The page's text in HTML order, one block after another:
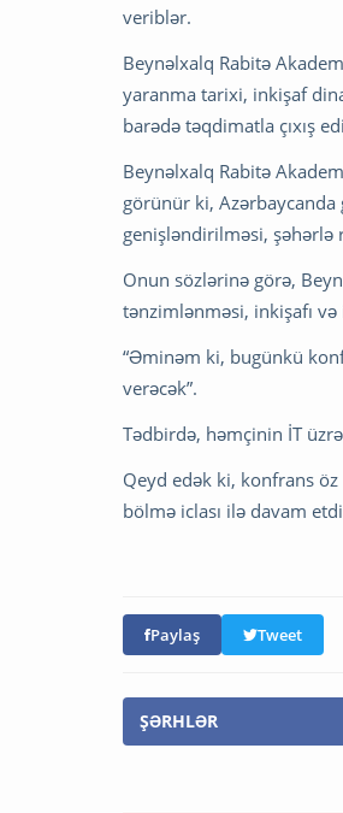
veriblər.
Beynəlxalq Rabitə
yaranma tarixi, inkişaf
barədə təqdimatla çıxış
Beynəlxalq Rabitə
görünür ki,
genişləndirilməsi, şəhərlə
Onun sözlərinə görə,
tənzimlənməsi, inkişafı
“Əminəm ki, bugünkü
verəcək”.
Tədbirdə, həmçinin İT
Qeyd edək ki, konfrans
bölmə iclası ilə davam
Paylaş Tweet
ŞƏRHLƏR